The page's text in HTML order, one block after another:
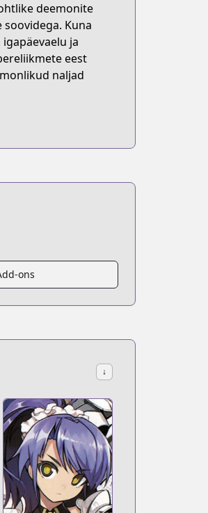
deemonite
Kuna
ja
eest
naljad
ons
↓